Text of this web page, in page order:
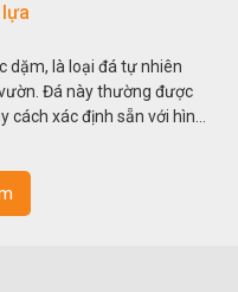
dặm, là loại đá tự nhiên
Đá này thường được
xác định sẵn với hình
khác nhau.